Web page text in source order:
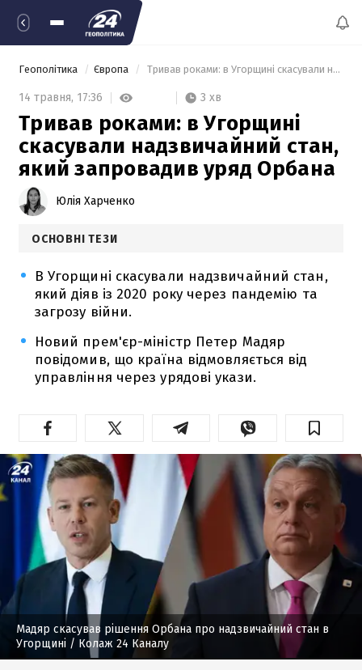
Геополітика Європа Тривав роками: в Угорщині скасували надзвичайний стан, який запровадив уряд Орбана
14 травня, 17:36 3 хв
Тривав роками: в Угорщині
скасували надзвичайний стан,
який запровадив уряд Орбана
Юлія Харченко
ОСНОВНІ ТЕЗИ
В Угорщині скасували надзвичайний стан,
який діяв із 2020 року через пандемію та
загрозу війни.
Новий прем'єр-міністр Петер Мадяр
повідомив, що країна відмовляється від
управління через урядові укази.
Мадяр скасував рішення Орбана про надзвичайний стан в
Угорщині / Колаж 24 Каналу